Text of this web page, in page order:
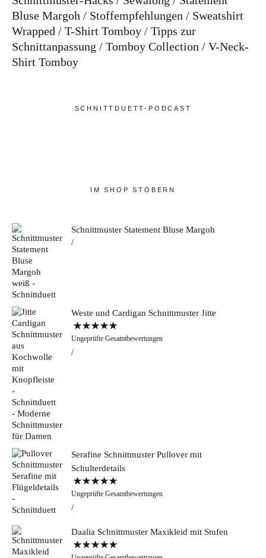
Bluse Margoh
Stoffempfehlungen
Sweatshirt
Wrapped
T-Shirt Tomboy
Tipps zur
Schnittanpassung
Tomboy Collection
V-Neck-
Shirt Tomboy
SCHNITTDUETT-PODCAST
IM SHOP STÖBERN
Schnittmuster Statement Bluse Margoh
Weste und Cardigan Schnittmuster Jitte
Bewertet mit
5.00von 5
Ungeprüfte Gesamtbewertungen
Serafine Schnittmuster Pullover mit
Schulterdetails
Bewertet mit
5.00von 5
Ungeprüfte Gesamtbewertungen
Daalia Schnittmuster Maxikleid mit Stufen
Bewertet mit